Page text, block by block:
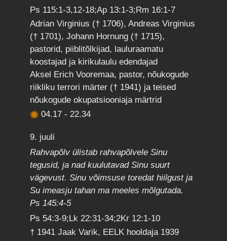
Ps 115:1-3,12-18;Ap 13:1-3;Rm 16:1-7
Adrian Virginius († 1706), Andreas Virginius
(† 1701), Johann Hornung († 1715),
pastorid, piiblitõlkijad, lauluraamatu
koostajad ja kirikulaulu edendajad
Aksel Erich Vooremaa, pastor, nõukogude
riikliku terrori märter († 1941) ja teised
nõukogude okupatsiooniaja märtrid
04.17-22.34
9. juuli
Rahvapõlv ülistab rahvapõlvele Sinu
tegusid, ja nad kuulutavad Sinu suurt
vägevust. Sinu võimsuse toredat hiilgust ja
Su imeasju tahan ma meeles mõlgutada.
Ps 145:4-5
Ps 54:3-9;Lk 22:31-34;2Kr 12:1-10
† 1941 Jaak Varik, EELK hooldaja 1939